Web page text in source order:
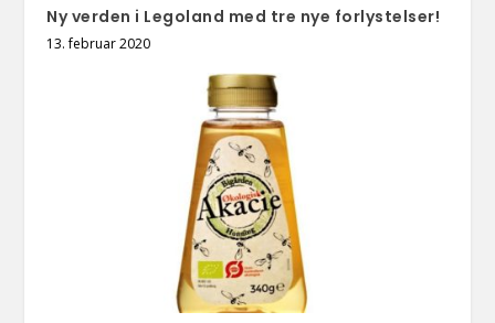
Ny verden i Legoland med tre nye forlystelser!
13. februar 2020